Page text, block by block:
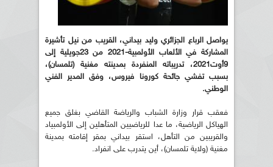
يواصل الرباع الجزائري وليد بيداني، القريب من نيل تأشيرة
المشاركة في الألعاب الأولمبية-2021 من 23جويلية إلى
9أوت2021، تدريباته المنفردة بمدينته مغنية (تلمسان)،
بسبب تفشي جائحة كورونا فيروس، وفق المدير الفني
الوطني.
فعقب قرار وزارة الشباب والرياضة القاضي بغلق جميع
الهياكل الرياضية، ما عدا للرياضيين المتأهلين إلى الأولمبياد
والقريبين من التأهل، استقر بيداني بمقر إقامته بمدينة
مغنية (ولاية تلمسان)، أين يتدرب على انفراد.